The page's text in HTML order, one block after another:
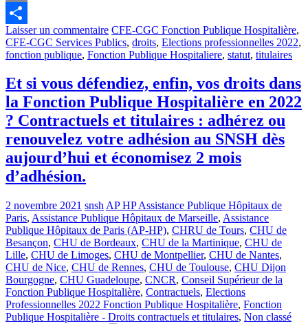
Email
Partager
Laisser un commentaire CFE-CGC Fonction Publique Hospitalière,
CFE-CGC Services Publics, droits, Elections professionnelles 2022,
fonction publique, Fonction Publique Hospitaliere, statut, titulaires
Et si vous défendiez, enfin, vos droits dans
la Fonction Publique Hospitalière en 2022
? Contractuels et titulaires : adhérez ou
renouvelez votre adhésion au SNSH dès
aujourd’hui et économisez 2 mois
d’adhésion.
2 novembre 2021 snsh AP HP Assistance Publique Hôpitaux de
Paris, Assistance Publique Hôpitaux de Marseille, Assistance
Publique Hôpitaux de Paris (AP-HP), CHRU de Tours, CHU de
Besançon, CHU de Bordeaux, CHU de la Martinique, CHU de
Lille, CHU de Limoges, CHU de Montpellier, CHU de Nantes,
CHU de Nice, CHU de Rennes, CHU de Toulouse, CHU Dijon
Bourgogne, CHU Guadeloupe, CNCR, Conseil Supérieur de la
Fonction Publique Hospitalière, Contractuels, Elections
Professionnelles 2022 Fonction Publique Hospitalière, Fonction
Publique Hospitalière - Droits contractuels et titulaires, Non classé